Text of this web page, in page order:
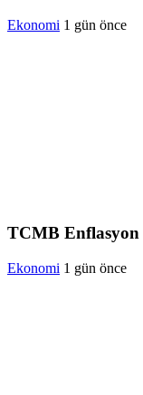
Ekonomi 1 gün önce
TCMB Enflasyon
Ekonomi 1 gün önce